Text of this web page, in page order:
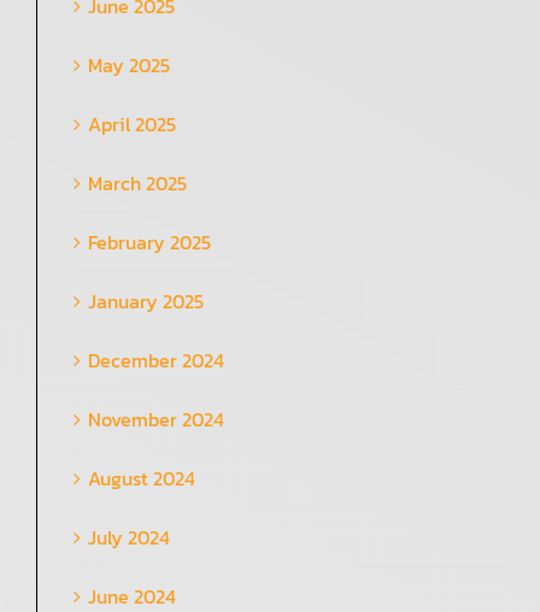
May 2025
April 2025
March 2025
February 2025
January 2025
December 2024
November 2024
August 2024
July 2024
June 2024